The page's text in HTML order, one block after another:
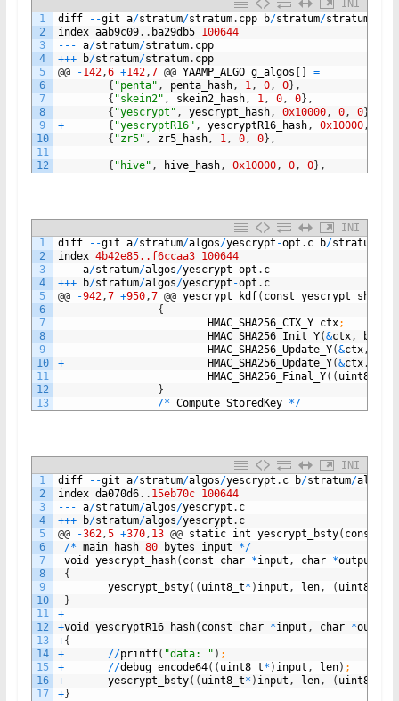
INI
1
2
3
4
5
6
7
8
9
10
11
12
diff --git a/stratum/stratum. cpp b/stratum/stratum
index aab9c09. . ba29db5 100644
-- - a/stratum/stratum. cpp
+++ b/stratum/stratum. cpp
@@ -142,6 +142,7 @@ YAAMP_ALGO g_algos
=
{ "penta" , penta_hash, 1, 0, 0} ,
{ "skein2" , skein2_hash, 1, 0, 0} ,
{ "yescrypt" , yescrypt_hash, 0x10000, 0, 0}
+
{ "yescryptR16" , yescryptR16_hash, 0x10000,
{ "zr5" , zr5_hash, 1, 0, 0} ,
{ "hive" , hive_hash, 0x10000, 0, 0} ,
INI
1
2
3
4
5
6
7
8
9
10
11
12
13
diff --git a/stratum/algos/yescrypt -opt . c b/stratum
index 4b42e85..f6ccaa3 100644
-- - a/stratum/algos/yescrypt -opt . c
+++ b/stratum/algos/yescrypt -opt . c
@@ -942,7 +950,7 @@ yescrypt_kdf( const
{
HMAC_SHA256_CTX_Y ctx;
HMAC_SHA256_Init_Y(&ctx, buf
-
HMAC_SHA256_Update_Y(&ctx,
+
HMAC_SHA256_Update_Y(&ctx,
HMAC_SHA256_Final_Y( ( uint8_t
}
/* Compute StoredKey */
INI
1
2
3
4
5
6
7
8
9
10
11
12
13
14
15
16
17
diff --git a/stratum/algos/yescrypt . c b/stratum/algos
index da070d6. . 15eb70c 100644
-- - a/stratum/algos/yescrypt . c
+++ b/stratum/algos/yescrypt . c
@@ -362,5 +370, 13 @@ static int yescrypt_bsty( const
/* main hash 80 bytes input */
void
yescrypt_hash( const char *input , char *output
{
yescrypt_bsty( ( uint8_t* ) input , len, ( uint8_t
}
+
+void yescryptR16_hash( const char *input , char *output
+{
+
//printf( "data: " ) ;
+
//debug_encode64( ( uint8_t* ) input , len) ;
+
yescrypt_bsty( ( uint8_t* ) input , len, ( uint8_t
+}